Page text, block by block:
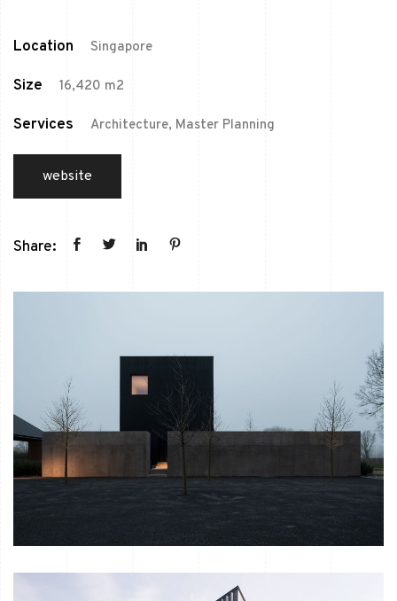
Location Singapore
Size 16,420 m2
Services Architecture, Master Planning
website
Share: